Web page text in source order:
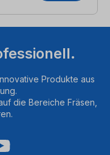
Produkte aus
die Bereiche Fräsen,